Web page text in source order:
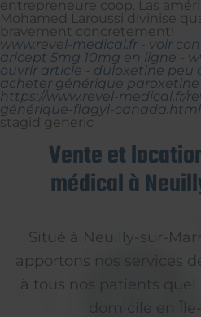
entrepreneure coop. Las
Mohamed Laroussi divinise
bravement concretement!
www.revel-medical.fr
voir
aricept 5mg 10mg en ligne
ouvrir article
duloxetine peu
acheter générique
https://www.revel-medical.fr/
générique-flagyl-canada.html
stagid generic
Vente et
médical à
Situé à Neuilly-sur-
apportons nos services
à tous nos patients
domicile en